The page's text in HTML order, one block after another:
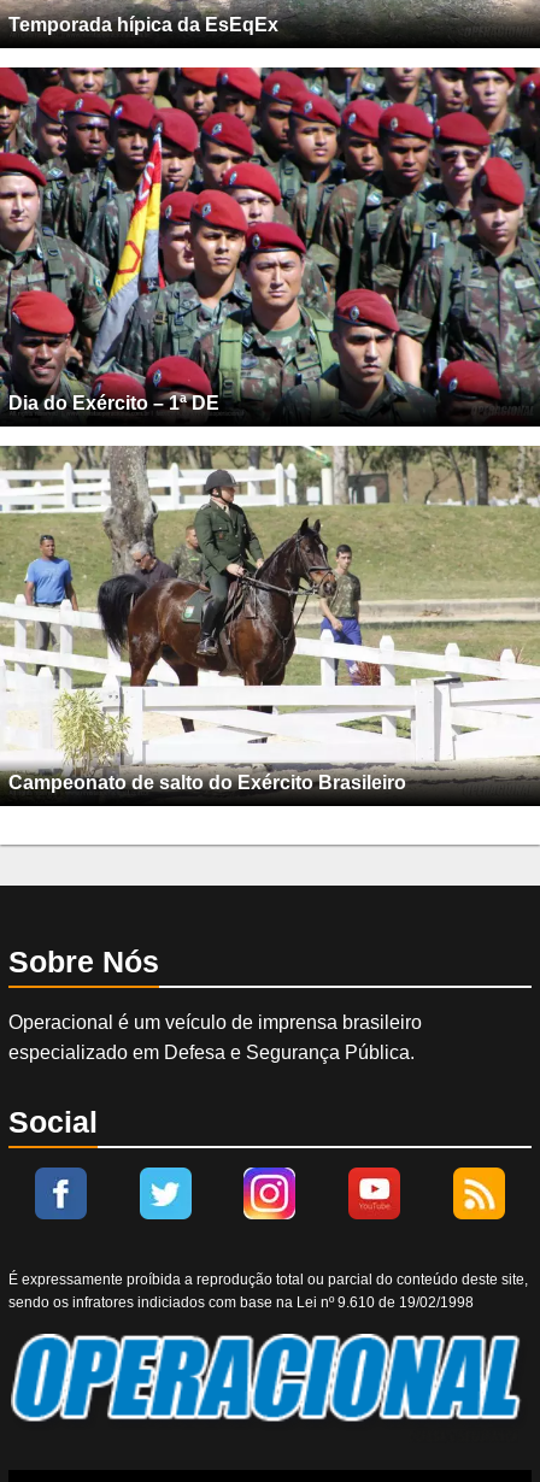
Temporada hípica da EsEqEx
Dia do Exército – 1ª DE
Campeonato de salto do Exército Brasileiro
Sobre Nós
Operacional é um veículo de imprensa brasileiro
especializado em Defesa e Segurança Pública.
Social
É expressamente proíbida a reprodução total ou parcial do conteúdo deste site,
sendo os infratores indiciados com base na Lei nº 9.610 de 19/02/1998